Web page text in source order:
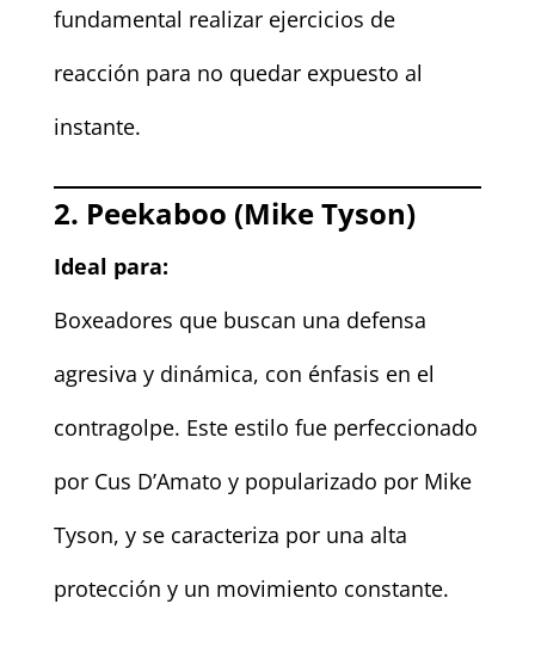
fundamental realizar ejercicios de
reacción para no quedar expuesto al
instante.
2. Peekaboo (Mike Tyson)
Ideal para:
Boxeadores que buscan una defensa
agresiva y dinámica, con énfasis en el
contragolpe. Este estilo fue perfeccionado
por Cus D’Amato y popularizado por Mike
Tyson, y se caracteriza por una alta
protección y un movimiento constante.